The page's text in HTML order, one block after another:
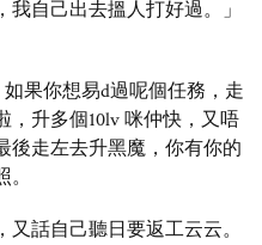
自己出去搵人打好過。」
果你想易d過呢個任務，走
，升多個10lv 咪仲快，又唔
後走左去升黑魔，你有你的
話自己聽日要返工云云。